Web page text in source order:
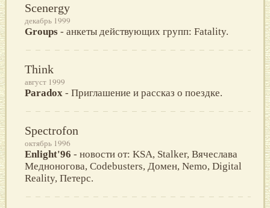
Scenergy
декабрь 1999
Groups - анкеты действующих групп: Fatality.
Think
август 1999
Paradox - Приглашение и рассказ о поездке.
Spectrofon
октябрь 1996
Enlight'96 - новости от: KSA, Stalker, Вячеслава
Медноногова, Codebusters, Домен, Nemo, Digital
Reality, Петерс.